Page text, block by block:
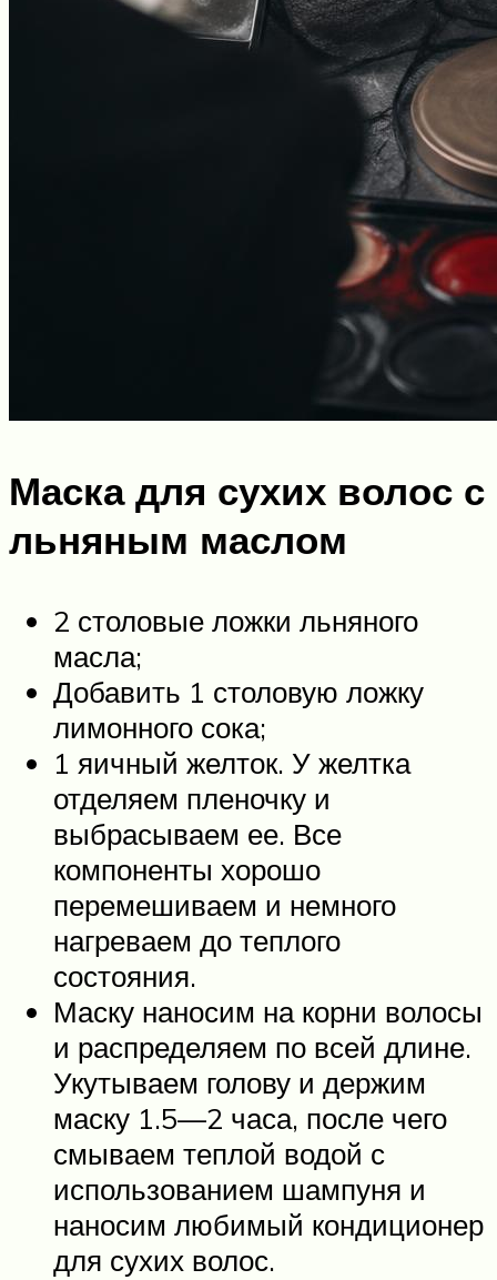
Маска для сухих волос с
льняным маслом
2 столовые ложки льняного
масла;
Добавить 1 столовую ложку
лимонного сока;
1 яичный желток. У желтка
отделяем пленочку и
выбрасываем ее. Все
компоненты хорошо
перемешиваем и немного
нагреваем до теплого
состояния.
Маску наносим на корни волосы
и распределяем по всей длине.
Укутываем голову и держим
маску 1.5—2 часа, после чего
смываем теплой водой с
использованием шампуня и
наносим любимый кондиционер
для сухих волос.